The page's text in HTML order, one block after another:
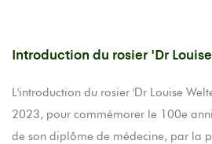
Introduction du rosier 'Dr
L'introduction du rosier 'Dr Louise
2023, pour commémorer le 100e
de son diplôme de médecine, par la